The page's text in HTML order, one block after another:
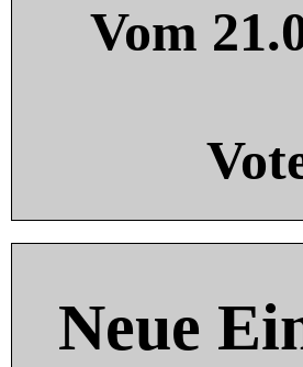
Vom
Neue